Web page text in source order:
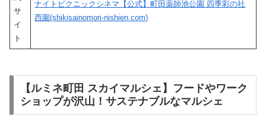
サ
イ
ト
ナイトピクニックシネマ【公式】町田薬師池公園 四季彩の社
西園(shikisainomori-nishien.com)
【ルミネ町田 スカイマルシェ】フードやワーク
ショップが沢山！サステナブルなマルシェ